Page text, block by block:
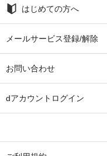
はじめての方へ
メールサービス登録/解除
お問い合わせ
dアカウントログイン